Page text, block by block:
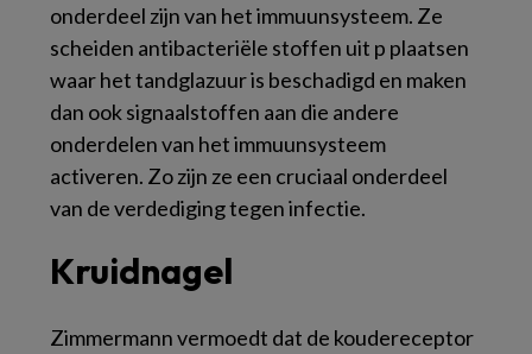
onderdeel zijn van het immuunsysteem. Ze
scheiden antibacteriële stoffen uit p plaatsen
waar het tandglazuur is beschadigd en maken
dan ook signaalstoffen aan die andere
onderdelen van het immuunsysteem
activeren. Zo zijn ze een cruciaal onderdeel
van de verdediging tegen infectie.
Kruidnagel
Zimmermann vermoedt dat de koudereceptor